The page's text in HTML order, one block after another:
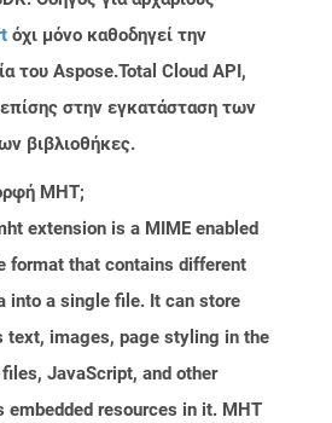
όχι μόνο καθοδηγεί την
του Aspose.Total Cloud API,
στην εγκατάσταση των
βιβλιοθήκες.
MHT;
extension is a MIME enabled
format that contains different
into a single file. It can store
text, images, page styling in the
JavaScript, and other
embedded resources in it. MHT